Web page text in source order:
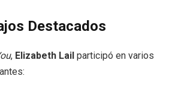
Destacados
, Elizabeth Lail participó en varios